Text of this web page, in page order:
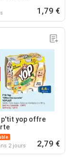
1,79 €
p'tit yop offre
2 jours 2,79 €